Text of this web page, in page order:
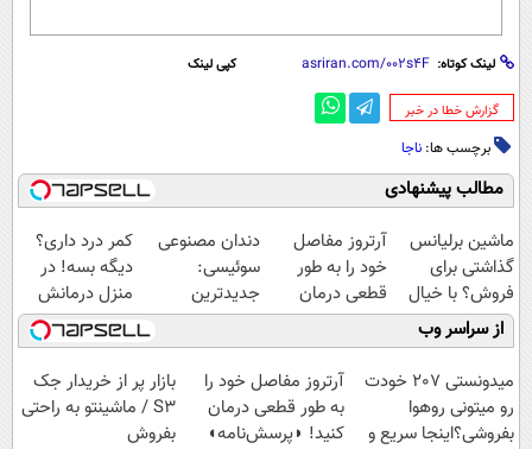
لینک کوتاه: کپی لینک
‌گزارش خطا در خبر
برچسب ها: ناجا
مطالب پیشنهادی
ماشین برلیانس
گذاشتی برای
فروش؟ با خیال
راحت بفروش
آرتروز مفاصل
خود را به طور
قطعی درمان
کنید!
◗پرسش‌نامه◖
دندان مصنوعی
سوئیسی:
جدیدترین
فناوری اروپا،
سبک و مقاوم |
پرداخت قسطی
کمر درد داری؟
دیگه بسه! در
منزل درمانش
کن
(◀پرسش‌نامه)
از سراسر وب
میدونستی 207 خودت
رو میتونی روهوا
بفروشی؟اینجا سریع و
آرتروز مفاصل خود را
به طور قطعی درمان
کنید! ◗پرسش‌نامه◖
بازار پر از خریدار جک
S3 / ماشینتو به راحتی
بفروش